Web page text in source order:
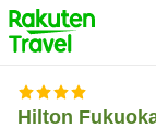
to
top
page
Hilton